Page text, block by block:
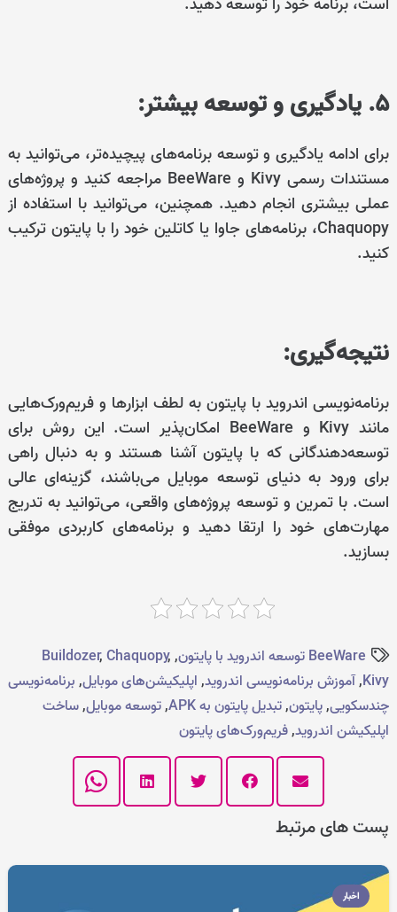
5. یادگیری و توسعه بیشتر:
برای ادامه یادگیری و توسعه برنامه‌های پیچیده‌تر، می‌توانید به
مستندات رسمی Kivy و BeeWare مراجعه کنید و پروژه‌های
عملی بیشتری انجام دهید. همچنین، می‌توانید با استفاده از
Chaquopy، برنامه‌های جاوا یا کاتلین خود را با پایتون ترکیب
کنید.
نتیجه‌گیری:
برنامه‌نویسی اندروید با پایتون به لطف ابزارها و فریم‌ورک‌هایی
مانند Kivy و BeeWare امکان‌پذیر است. این روش برای
توسعه‌دهندگانی که با پایتون آشنا هستند و به دنبال راهی
برای ورود به دنیای توسعه موبایل می‌باشند، گزینه‌ای عالی
است. با تمرین و توسعه پروژه‌های واقعی، می‌توانید به تدریج
مهارت‌های خود را ارتقا دهید و برنامه‌های کاربردی موفقی
بسازید.
BeeWare توسعه اندروید با پایتون ,
Buildozer,Chaquopy,
Kivy
,آموزش برنامه‌نویسی اندروید,اپلیکیشن‌های موبایل,برنامه‌نویسی
چندسکویی,پایتون,تبدیل پایتون به APK ,توسعه موبایل,ساخت
اپلیکیشن اندروید,فریم‌ورک‌های پایتون
پست های مرتبط
اخبار